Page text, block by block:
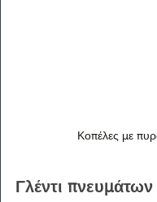
Κοπέλες με
Γλέντι πνευμάτων